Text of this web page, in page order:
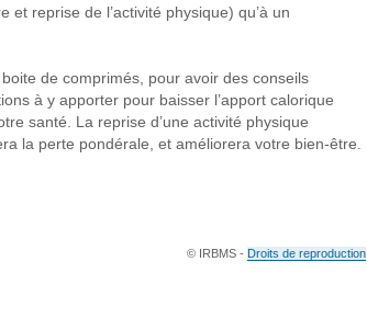
reprise de l’activité physique) qu’à un
de comprimés, pour avoir des conseils
à y apporter pour baisser l’apport calorique
santé. La reprise d’une activité physique
la perte pondérale, et améliorera votre bien-être.
© IRBMS - Droits de reproduction